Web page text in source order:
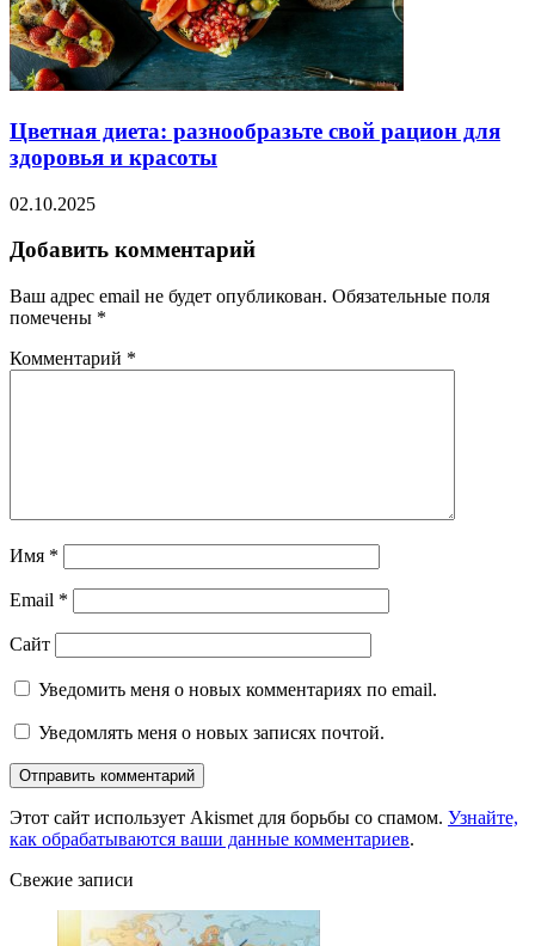
Цветная диета: разнообразьте свой рацион для
здоровья и красоты
02.10.2025
Добавить комментарий
Ваш адрес email не будет опубликован. Обязательные поля
помечены *
Комментарий *
Имя *
Email *
Сайт
Уведомить меня о новых комментариях по email.
Уведомлять меня о новых записях почтой.
Этот сайт использует Akismet для борьбы со спамом. Узнайте,
как обрабатываются ваши данные комментариев.
Свежие записи